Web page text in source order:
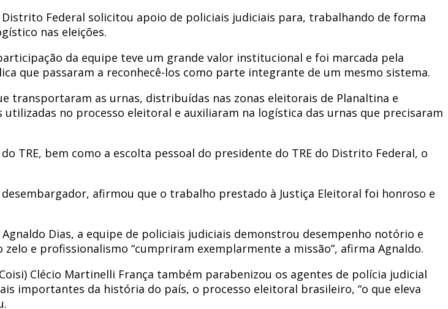
Distrito Federal solicitou apoio de policiais judiciais para, trabalhando de forma
nas eleições.
da equipe teve um grande valor institucional e foi marcada pela
que passaram a reconhecê-los como parte integrante de um mesmo sistema.
transportaram as urnas, distribuídas nas zonas eleitorais de Planaltina e
no processo eleitoral e auxiliaram na logística das urnas que precisaram
TRE, bem como a escolta pessoal do presidente do TRE do Distrito Federal, o
afirmou que o trabalho prestado à Justiça Eleitoral foi honroso e
Dias, a equipe de policiais judiciais demonstrou desempenho notório e
e profissionalismo “cumpriram exemplarmente a missão”, afirma Agnaldo.
Clécio Martinelli França também parabenizou os agentes de polícia judicial
importantes da história do país, o processo eleitoral brasileiro, “o que eleva